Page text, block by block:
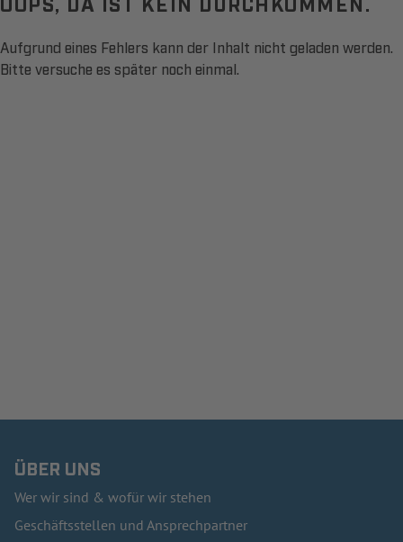
Aufgrund eines Fehlers kann der Inhalt nicht geladen werden.
Bitte versuche es später noch einmal.
ÜBER UNS
Wer wir sind & wofür wir stehen
Geschäftsstellen und Ansprechpartner